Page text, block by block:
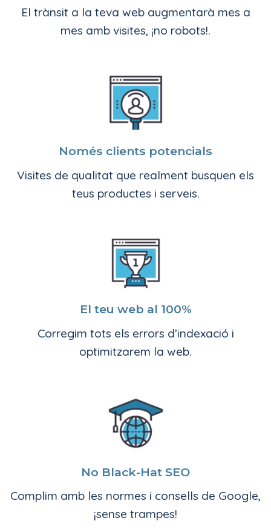
El trànsit a la teva web augmentarà mes a
mes amb visites, ¡no robots!.
Només clients potencials
Visites de qualitat que realment busquen els
teus productes i serveis.
El teu web al 100%
Corregim tots els errors d’indexació i
optimitzarem la web.
No Black-Hat SEO
Complim amb les normes i consells de Google,
¡sense trampes!